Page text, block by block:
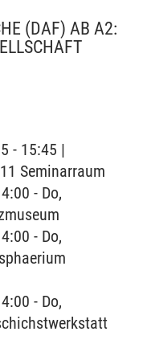
(DAF) AB A2:
- 15:45 |
Seminarraum
- Do,
- Do,
- Do,